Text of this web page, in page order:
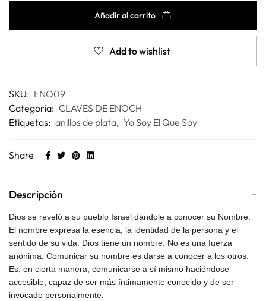
Añadir al carrito
Add to wishlist
SKU: ENO09
Categoría: CLAVES DE ENOCH
Etiquetas: anillos de plata, Yo Soy El Que Soy
Share
Descripción
Dios se reveló a su pueblo Israel dándole a conocer su Nombre.
El nombre expresa la esencia, la identidad de la persona y el
sentido de su vida. Dios tiene un nombre. No es una fuerza
anónima. Comunicar su nombre es darse a conocer a los otros.
Es, en cierta manera, comunicarse a sí mismo haciéndose
accesible, capaz de ser más íntimamente conocido y de ser
invocado personalmente.